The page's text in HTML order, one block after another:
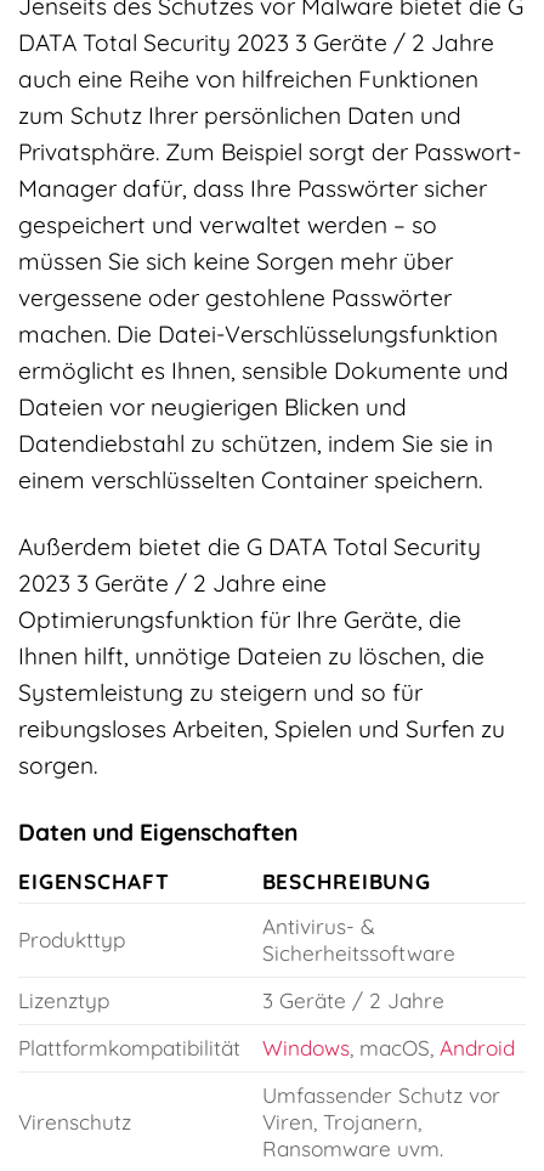
DATA Total Security 2023 3 Geräte / 2 Jahre
auch eine Reihe von hilfreichen Funktionen
zum Schutz Ihrer persönlichen Daten und
Privatsphäre. Zum Beispiel sorgt der Passwort-
Manager dafür, dass Ihre Passwörter sicher
gespeichert und verwaltet werden – so
müssen Sie sich keine Sorgen mehr über
vergessene oder gestohlene Passwörter
machen. Die Datei-Verschlüsselungsfunktion
ermöglicht es Ihnen, sensible Dokumente und
Dateien vor neugierigen Blicken und
Datendiebstahl zu schützen, indem Sie sie in
einem verschlüsselten Container speichern.
Außerdem bietet die G DATA Total Security
2023 3 Geräte / 2 Jahre eine
Optimierungsfunktion für Ihre Geräte, die
Ihnen hilft, unnötige Dateien zu löschen, die
Systemleistung zu steigern und so für
reibungsloses Arbeiten, Spielen und Surfen zu
sorgen.
Daten und Eigenschaften
EIGENSCHAFT BESCHREIBUNG
Produkttyp
Antivirus- &
Sicherheitssoftware
Lizenztyp
3 Geräte / 2 Jahre
Plattformkompatibilität
Windows, macOS, Android
Virenschutz
Umfassender Schutz vor
Viren, Trojanern,
Ransomware uvm.